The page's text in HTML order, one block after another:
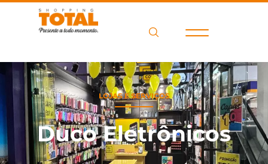
LOJAS E SERVIÇOS
Duco Eletrônicos